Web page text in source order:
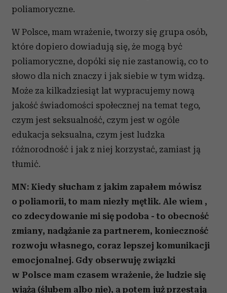
poliamoryczne.
W Polsce, mam wrażenie, tworzy się grupa osób,
które dopiero dowiadują się, że mogą być
poliamoryczne, dopóki się nie zastanowią, co to
słowo dla nich znaczy i jak siebie w tym widzą.
Może za kilkadziesiąt lat wypracujemy nową
jakość świadomości społecznej na temat tego,
czym jest seksualność, czym jest w ogóle
edukacja seksualna, czym jest ludzka
różnorodność i jak z niej korzystać, zamiast ją
tłumić.
MN: Kiedy słucham z jakim zapałem mówisz
o poliamorii, to mam niezły mętlik. Ale wiem ,
co zdecydowanie mi się podoba - to obecność
zmiany, nadążanie za partnerem, konieczność
rozwoju własnego, coraz lepszej komunikacji
emocjonalnej. Gdy obserwuję związki
w Polsce mam czasem wrażenie, że ludzie się
wiążą (ślubem albo nie), a potem już przestają